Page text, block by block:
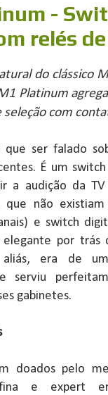
-
relés
do clássico
Platinum
seleção com
ser falado
É um
a audição da
que não
e switch
por trás
aliás, era de
serviu
gabinetes.
doados pelo
e expert